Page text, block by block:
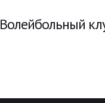
Волейбольный